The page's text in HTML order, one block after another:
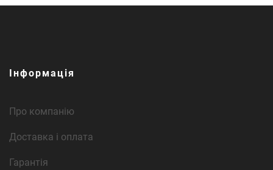
Інформація
Про компанію
Доставка і оплата
Гарантія